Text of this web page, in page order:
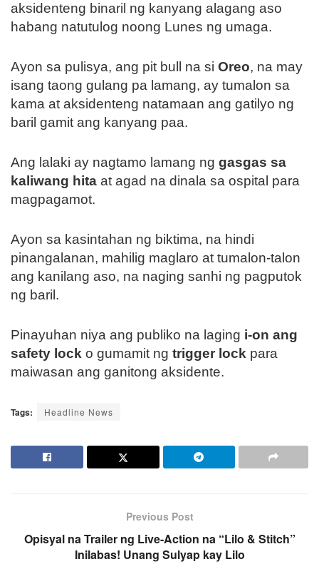
aksidenteng binaril ng kanyang alagang aso
habang natutulog noong Lunes ng umaga.
Ayon sa pulisya, ang pit bull na si Oreo, na may
isang taong gulang pa lamang, ay tumalon sa
kama at aksidenteng natamaan ang gatilyo ng
baril gamit ang kanyang paa.
Ang lalaki ay nagtamo lamang ng gasgas sa
kaliwang hita at agad na dinala sa ospital para
magpagamot.
Ayon sa kasintahan ng biktima, na hindi
pinangalanan, mahilig maglaro at tumalon-talon
ang kanilang aso, na naging sanhi ng pagputok
ng baril.
Pinayuhan niya ang publiko na laging i-on ang
safety lock o gumamit ng trigger lock para
maiwasan ang ganitong aksidente.
Tags: Headline News
Previous Post
Opisyal na Trailer ng Live-Action na “Lilo & Stitch”
Inilabas! Unang Sulyap kay Lilo